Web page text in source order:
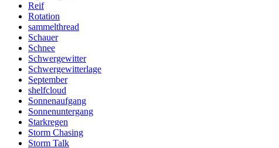
Reif
Rotation
sammelthread
Schauer
Schnee
Schwergewitter
Schwergewitterlage
September
shelfcloud
Sonnenaufgang
Sonnenuntergang
Starkregen
Storm Chasing
Storm Talk